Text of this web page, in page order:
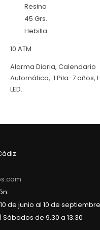
Resina
45 Grs.
Hebilla
10 ATM
Alarma Diaria, Calendario
Automático, 1 Pila-7 años,
LED.
de junio al 10 de
| Sábados de 9.30 a 13.30